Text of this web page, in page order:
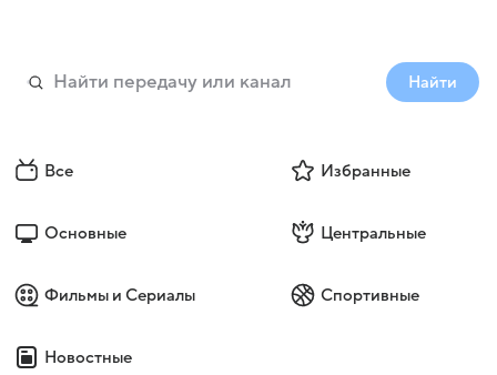
Найти
Все Избранные
Основные Центральные
Фильмы и Сериалы Спортивные
Новостные